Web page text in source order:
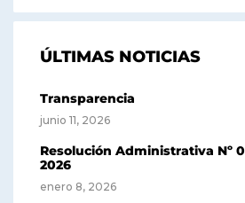
ÚLTIMAS NOTICIAS
Transparencia
junio 11, 2026
Resolución Administrativa Nº
2026
enero 8, 2026